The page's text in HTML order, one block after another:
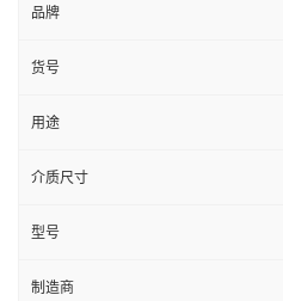
品牌
货号
用途
介质尺寸
型号
制造商